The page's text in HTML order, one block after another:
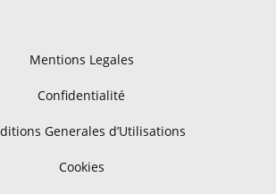
Mentions Legales
Confidentialité
Generales d’Utilisations
Cookies